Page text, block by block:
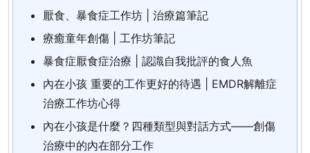
厭食、暴食症工作坊 | 治療篇筆記
療癒童年創傷 | 工作坊筆記
暴食症厭食症治療 | 認識自我批評的食人魚
內在小孩 重要的工作更好的待遇 | EMDR解離症
治療工作坊心得
內在小孩是什麼？四種類型與對話方式——創傷
治療中的內在部分工作